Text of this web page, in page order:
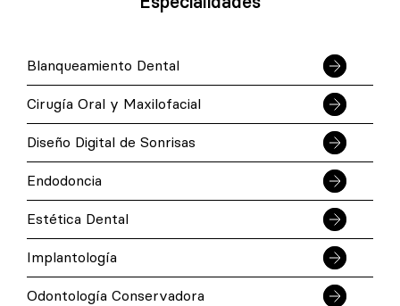
Blanqueamiento Dental
Cirugía Oral y Maxilofacial
Diseño Digital de Sonrisas
Endodoncia
Estética Dental
Implantología
Odontología Conservadora